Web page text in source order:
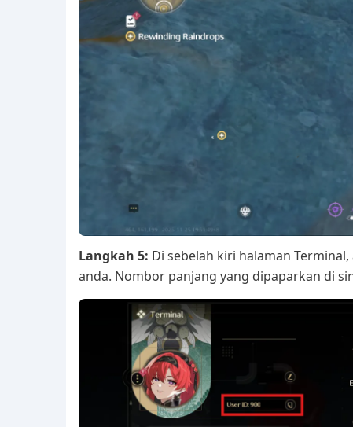
Langkah 5: Di sebelah kiri halaman
anda. Nombor panjang yang dipaparkan di